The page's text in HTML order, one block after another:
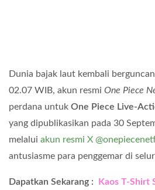
Dunia bajak laut kembali
02.07 WIB, akun resmi One Piece
perdana untuk One Piece Live-
yang dipublikasikan pada 30
melalui akun resmi X
antusiasme para penggemar di
Dapatkan Sekarang :
Kaos T-Shirt